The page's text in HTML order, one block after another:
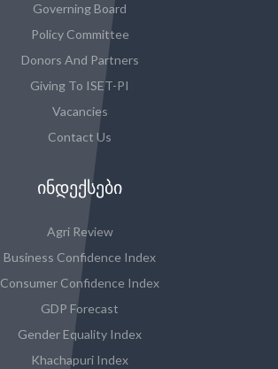
Governing Board
Policy Committee
Donors And Partners
Giving To ISET-PI
Vacancies
Contact Us
ᲘᲜᲓᲔᲥᲡᲔᲑᲘ
Agri Review
Business Confidence Index
Consumer Confidence Index
GDP Forecast
Gender Equality Index
Khachapuri Index